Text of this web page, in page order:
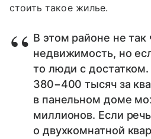
стоить такое жилье.
В этом районе не так
недвижимость, но
то люди с
380−400 тысяч за
в панельном доме
миллионов. Если
о двухкомнатной